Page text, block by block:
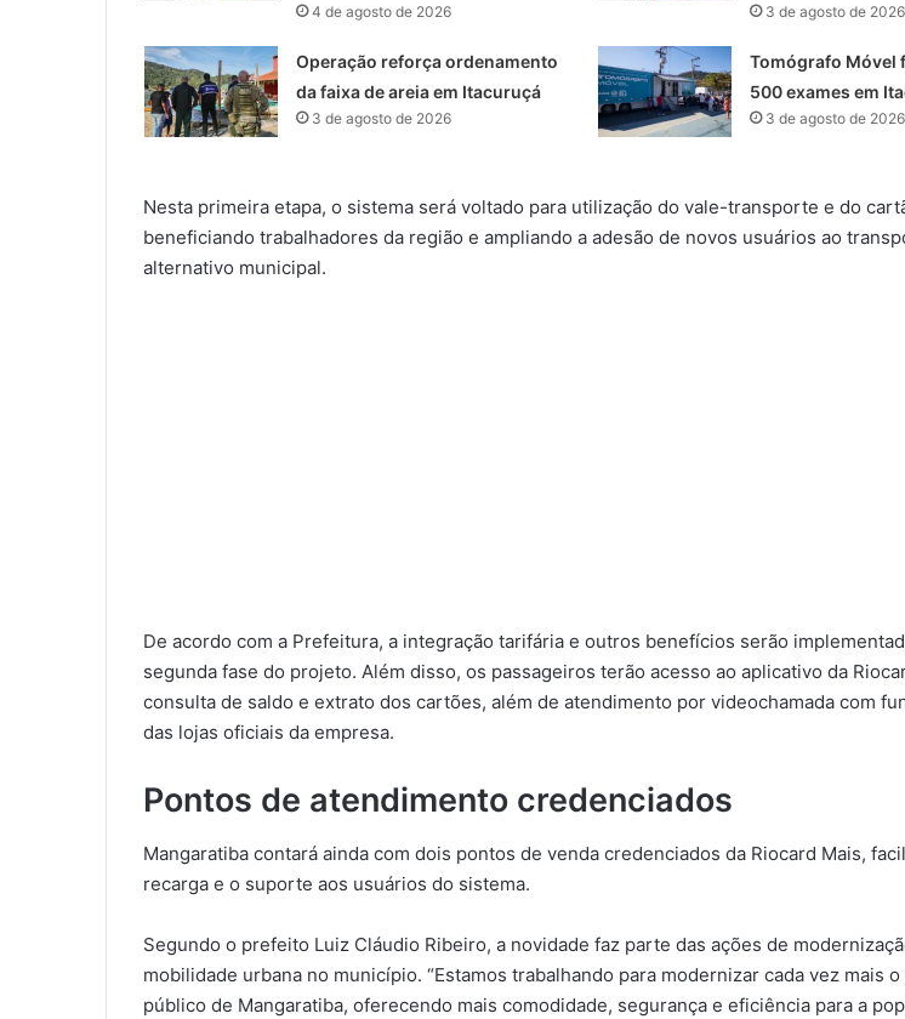
4 de agosto de 2026 3 de agosto de 2026
Operação reforça ordenamento
da faixa de areia em Itacuruçá
3 de agosto de 2026
Tomógrafo Móvel
500 exames em
3 de agosto de 2026
Nesta primeira etapa, o sistema será voltado para utilização do vale-transporte e do
beneficiando trabalhadores da região e ampliando a adesão de novos usuários ao
alternativo municipal.
De acordo com a Prefeitura, a integração tarifária e outros benefícios serão
segunda fase do projeto. Além disso, os passageiros terão acesso ao aplicativo da
consulta de saldo e extrato dos cartões, além de atendimento por videochamada com
das lojas oficiais da empresa.
Pontos de atendimento credenciados
Mangaratiba contará ainda com dois pontos de venda credenciados da Riocard Mais,
recarga e o suporte aos usuários do sistema.
Segundo o prefeito Luiz Cláudio Ribeiro, a novidade faz parte das ações de
mobilidade urbana no município. “Estamos trabalhando para modernizar cada vez mais
público de Mangaratiba, oferecendo mais comodidade, segurança e eficiência para a